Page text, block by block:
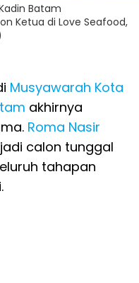
Batam
Ketua di Love Seafood,
Musyawarah Kota
akhirnya
Roma Nasir
calon tunggal
tahapan